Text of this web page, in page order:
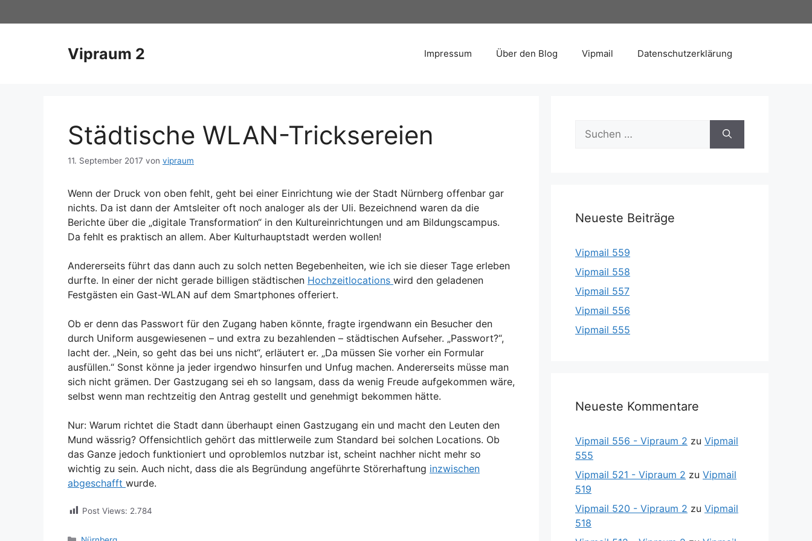
Inhalt
Vipraum 2 Impressum Über den Blog Vipmail Datenschutzerklärung
Städtische WLAN-Tricksereien
11. September 2017 von vipraum
Wenn der Druck von oben fehlt, geht bei einer Einrichtung wie der Stadt Nürnberg offenbar gar
nichts. Da ist dann der Amtsleiter oft noch analoger als der Uli. Bezeichnend waren da die
Berichte über die „digitale Transformation“ in den Kultureinrichtungen und am Bildungscampus.
Da fehlt es praktisch an allem. Aber Kulturhauptstadt werden wollen!
Andererseits führt das dann auch zu solch netten Begebenheiten, wie ich sie dieser Tage erleben
durfte. In einer der nicht gerade billigen städtischen Hochzeitlocations wird den geladenen
Festgästen ein Gast-WLAN auf dem Smartphones offeriert.
Ob er denn das Passwort für den Zugang haben könnte, fragte irgendwann ein Besucher den
durch Uniform ausgewiesenen – und extra zu bezahlenden – städtischen Aufseher. „Passwort?“,
lacht der. „Nein, so geht das bei uns nicht“, erläutert er. „Da müssen Sie vorher ein Formular
ausfüllen.“ Sonst könne ja jeder irgendwo hinsurfen und Unfug machen. Andererseits müsse man
sich nicht grämen. Der Gastzugang sei eh so langsam, dass da wenig Freude aufgekommen wäre,
selbst wenn man rechtzeitig den Antrag gestellt und genehmigt bekommen hätte.
Nur: Warum richtet die Stadt dann überhaupt einen Gastzugang ein und macht den Leuten den
Mund wässrig? Offensichtlich gehört das mittlerweile zum Standard bei solchen Locations. Ob
das Ganze jedoch funktioniert und oproblemlos nutzbar ist, scheint nachher nicht mehr so
wichtig zu sein. Auch nicht, dass die als Begründung angeführte Störerhaftung inzwischen
abgeschafft wurde.
Post Views: 2.784
Suche
nach:
Neueste Beiträge
Vipmail 559
Vipmail 558
Vipmail 557
Vipmail 556
Vipmail 555
Neueste Kommentare
Vipmail 556 - Vipraum 2 zu Vipmail
555
Vipmail 521 - Vipraum 2 zu Vipmail
519
Vipmail 520 - Vipraum 2 zu Vipmail
518